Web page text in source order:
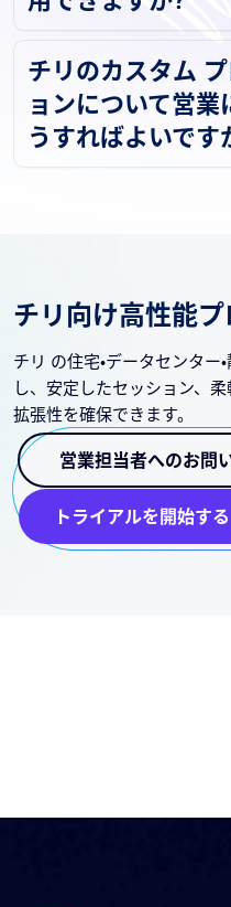
用できますか?
チリのカスタム
ョンについて営業
うすればよいです
チリ向け高性能
チリ の住宅・データセンター
し、安定したセッション、
拡張性を確保できます。
営業担当者へのお問
トライアルを開始する